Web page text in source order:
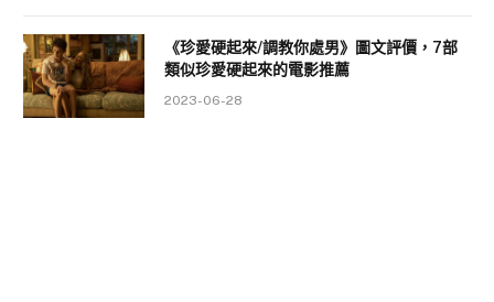
《珍愛硬起來/調教你處男》圖文評價，7部
類似珍愛硬起來的電影推薦
2023-06-28